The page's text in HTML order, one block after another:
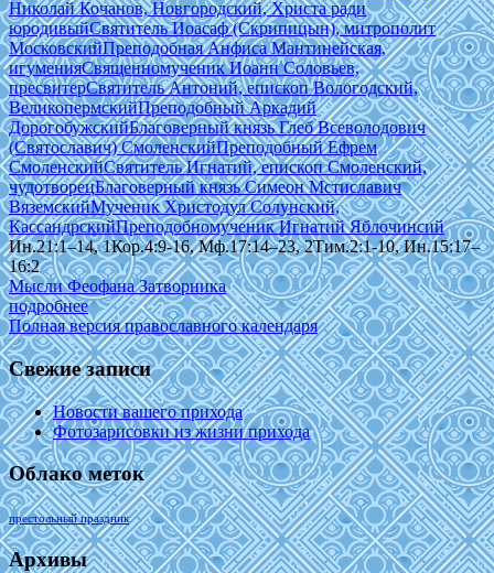
Николай Кочанов, Новгородский, Христа ради
юродивыйСвятитель Иоасаф (Скрипицын), митрополит
МосковскийПреподобная Анфиса Мантинейская,
игуменияСвященномученик Иоанн Соловьев,
пресвитерСвятитель Антоний, епископ Вологодский,
ВеликопермскийПреподобный Аркадий
ДорогобужскийБлаговерный князь Глеб Всеволодович
(Святославич) СмоленскийПреподобный Ефрем
СмоленскийСвятитель Игнатий, епископ Смоленский,
чудотворецБлаговерный князь Симеон Мстиславич
ВяземскийМученик Христодул Солунский,
КассандрскийПреподобномученик Игнатий Яблочинсий
Ин.21:1–14, 1Кор.4:9-16, Мф.17:14–23, 2Тим.2:1-10, Ин.15:17–
16:2
Мысли Феофана Затворника
подробнее
Полная версия православного календаря
Свежие записи
Новости вашего прихода
Фотозарисовки из жизни прихода
Облако меток
престольный праздник
Архивы